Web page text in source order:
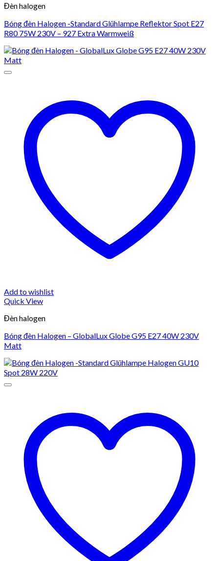
Đèn halogen
Bóng đèn Halogen -Standard Glühlampe Reflektor Spot E27
R80 75W 230V – 927 Extra Warmweiß
Add to wishlist
Quick View
Đèn halogen
Bóng đèn Halogen – GlobalLux Globe G95 E27 40W 230V
Matt